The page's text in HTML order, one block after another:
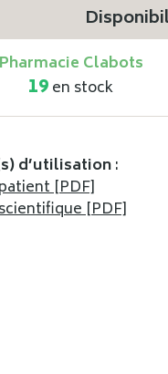
Pharmacie Clabots
19en stock
d’utilisation:
[PDF]
[PDF]